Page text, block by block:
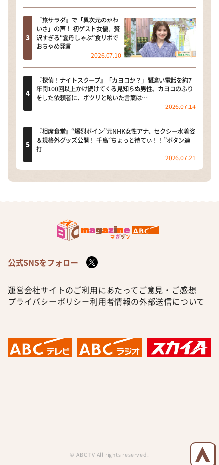
『旅サラダ』で「異次元のかわ
いさ」の声！ 初ゲスト女優、贅
沢すぎる“雲丹しゃぶ”食リポで
おちゃめ発言
2026.07.10
『探偵！ナイトスクープ』「カヨコか？」間違い電話を約7
年間100回以上かけ続けてくる見知らぬ男性。カヨコのふり
をした依頼者に、ポツリと呟いた言葉は…
2026.07.14
『相席食堂』“爆烈ボイン”元NHK女性アナ、セクシー水着姿
＆規格外グッズ公開！ 千鳥“ちょっと待てぃ！！”ボタン連
打
2026.07.21
公式SNSをフォロー
運営会社サイトのご利用にあたって ご意見・ご感想
プライバシーポリシー利用者情報の外部送信について
© ABC TV All rights reserved.